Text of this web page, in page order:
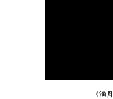
《渔